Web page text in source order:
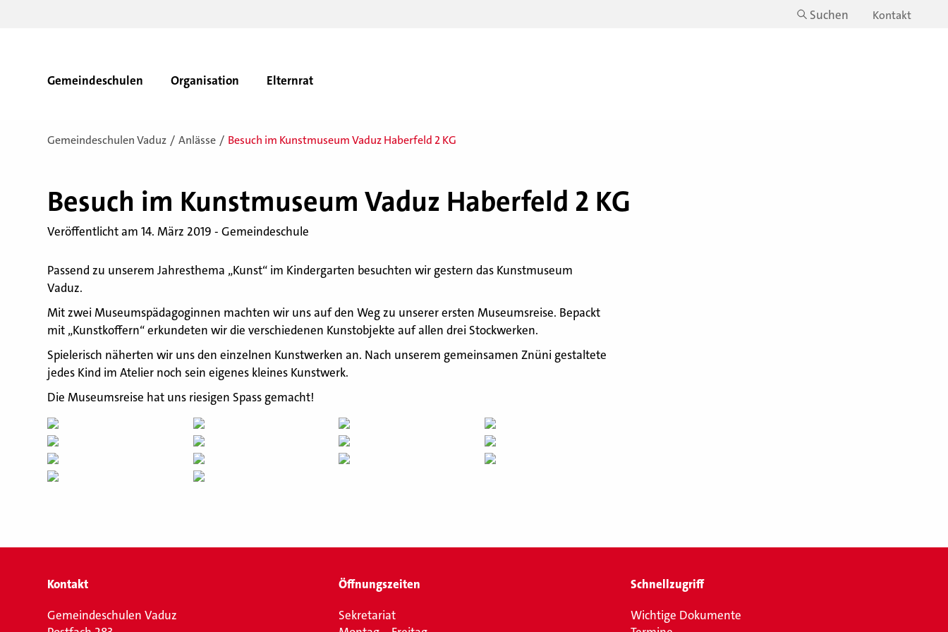
Suchen Kontakt
Gemeindeschulen Organisation Elternrat
Gemeindeschulen Vaduz Anlässe Besuch im Kunstmuseum Vaduz Haberfeld 2 KG
Be­such im Kunst­mu­se­um Vaduz Ha­ber­feld 2 KG
Veröffentlicht am 14. März 2019 - Gemeindeschule
Passend zu unserem Jahresthema „Kunst“ im Kindergarten besuchten wir gestern das Kunstmuseum
Vaduz.
Mit zwei Museumspädagoginnen machten wir uns auf den Weg zu unserer ersten Museumsreise. Bepackt
mit „Kunstkoffern“ erkundeten wir die verschiedenen Kunstobjekte auf allen drei Stockwerken.
Spielerisch näherten wir uns den einzelnen Kunstwerken an. Nach unserem gemeinsamen Znüni gestaltete
jedes Kind im Atelier noch sein eigenes kleines Kunstwerk.
Die Museumsreise hat uns riesigen Spass gemacht!
Kontakt
Gemeindeschulen Vaduz
Öffnungszeiten
Sekretariat
Schnellzugriff
Wichtige Dokumente